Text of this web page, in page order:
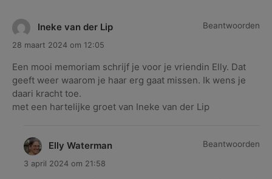
Ineke van der Lip
28 maart 2024 om 12:05
Een mooi memoriam schrijf je voor je vriendin Elly. Dat
geeft weer waarom je haar erg gaat missen. Ik wens je
daari kracht toe.
met een hartelijke groet van Ineke van der Lip
Beantwoorden
Elly Waterman
3 april 2024 om 21:58
Beantwoorden